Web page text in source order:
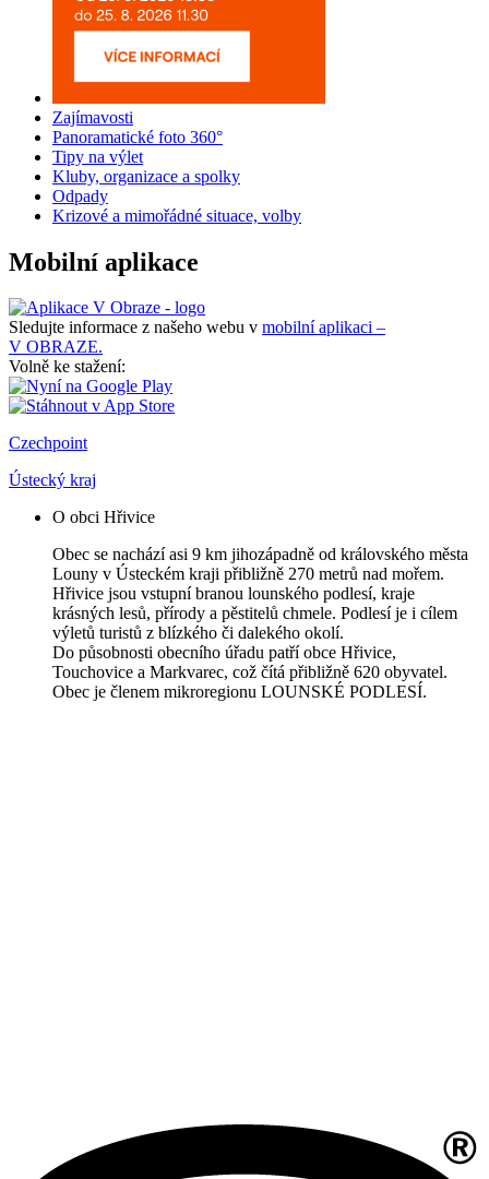
Zajímavosti
Panoramatické foto 360°
Tipy na výlet
Kluby, organizace a spolky
Odpady
Krizové a mimořádné situace, volby
Mobilní aplikace
Sledujte informace z našeho webu v mobilní aplikaci –
V OBRAZE.
Volně ke stažení:
Czechpoint
Ústecký kraj
O obci Hřivice
Obec se nachází asi 9 km jihozápadně od královského města
Louny v Ústeckém kraji přibližně 270 metrů nad mořem.
Hřivice jsou vstupní branou lounského podlesí, kraje
krásných lesů, přírody a pěstitelů chmele. Podlesí je i cílem
výletů turistů z blízkého či dalekého okolí.
Do působnosti obecního úřadu patří obce Hřivice,
Touchovice a Markvarec, což čítá přibližně 620 obyvatel.
Obec je členem mikroregionu LOUNSKÉ PODLESÍ.